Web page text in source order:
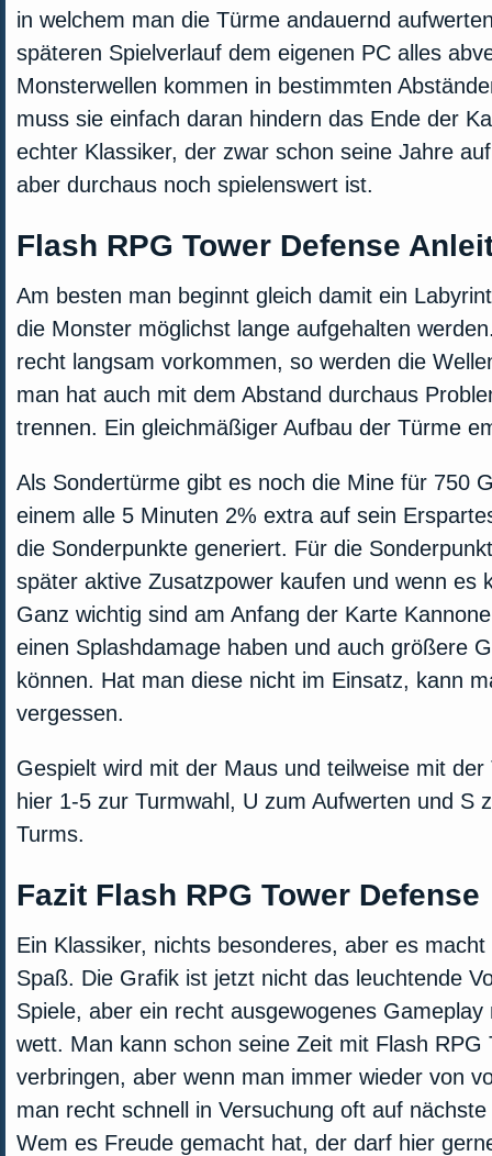
in welchem man die Türme andauernd
späteren Spielverlauf dem eigenen PC alles
Monsterwellen kommen in bestimmten
muss sie einfach daran hindern das Ende der
echter Klassiker, der zwar schon seine Jahre
aber durchaus noch spielenswert ist.
Flash RPG Tower Defense
Am besten man beginnt gleich damit ein
die Monster möglichst lange aufgehalten
recht langsam vorkommen, so werden die
man hat auch mit dem Abstand durchaus
trennen. Ein gleichmäßiger Aufbau der Türme
Als Sondertürme gibt es noch die Mine für 750
einem alle 5 Minuten 2% extra auf sein
die Sonderpunkte generiert. Für die
später aktive Zusatzpower kaufen und wenn es
Ganz wichtig sind am Anfang der Karte
einen Splashdamage haben und auch größere
können. Hat man diese nicht im Einsatz, kann
vergessen.
Gespielt wird mit der Maus und teilweise mit
hier 1-5 zur Turmwahl, U zum Aufwerten und S
Turms.
Fazit Flash RPG Tower Defense
Ein Klassiker, nichts besonderes, aber es
Spaß. Die Grafik ist jetzt nicht das leuchtende
Spiele, aber ein recht ausgewogenes
wett. Man kann schon seine Zeit mit Flash RPG
verbringen, aber wenn man immer wieder von
man recht schnell in Versuchung oft auf
Wem es Freude gemacht hat, der darf hier